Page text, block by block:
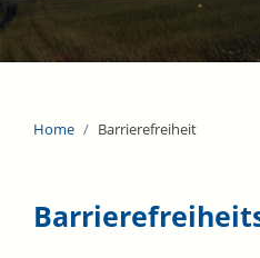
Home Barrierefreiheit